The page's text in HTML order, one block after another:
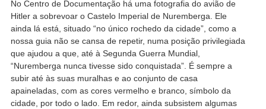
No Centro de Documentação há uma fotografia do avião de
Hitler a sobrevoar o Castelo Imperial de Nuremberga. Ele
ainda lá está, situado “no único rochedo da cidade”, como a
nossa guia não se cansa de repetir, numa posição privilegiada
que ajudou a que, até à Segunda Guerra Mundial,
“Nuremberga nunca tivesse sido conquistada”. É sempre a
subir até às suas muralhas e ao conjunto de casa
apaineladas, com as cores vermelho e branco, símbolo da
cidade, por todo o lado. Em redor, ainda subsistem algumas